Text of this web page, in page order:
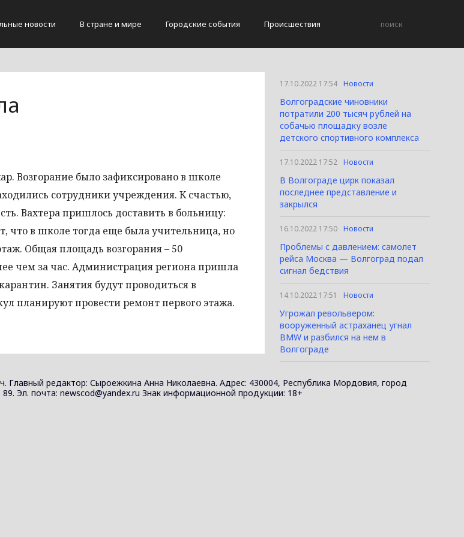
новости В стране и мире Городские события Происшествия
Возгорание было зафиксировано в школе
сотрудники учреждения. К счастью,
Вахтера пришлось доставить в больницу:
что в школе тогда еще была учительница, но
Общая площадь возгорания – 50
чем за час. Администрация региона пришла
Занятия будут проводиться в
планируют провести ремонт первого этажа.
17.10.2022 17:54 Новости
Волгоградские чиновники
потратили 200 тысяч рублей на
собачью площадку возле
детского спортивного комплекса
17.10.2022 17:52 Новости
В Волгограде цирк показал
последнее представление и
закрылся
16.10.2022 17:50 Новости
Проблемы с давлением: самолет
рейса Москва — Волгоград подал
сигнал бедствия
14.10.2022 17:51 Новости
Угрожал револьвером:
вооруженный астраханец угнал
BMW и разбился на нем в
Волгограде
Главный редактор: Сыроежкина Анна Николаевна. Адрес: 430004, Республика Мордовия, город
Эл. почта: newscod@yandex.ru Знак информационной продукции: 18+